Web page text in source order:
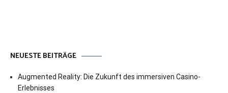
NEUESTE BEITRÄGE
Augmented Reality: Die Zukunft des immersiven Casino-
Erlebnisses